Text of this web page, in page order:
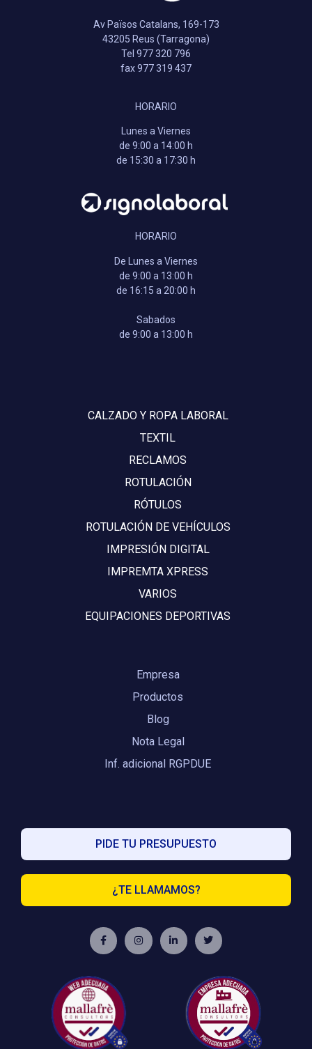
Av Països Catalans, 169-173
43205 Reus (Tarragona)
Tel 977 320 796
fax 977 319 437
HORARIO
Lunes a Viernes
de 9:00 a 14:00 h
de 15:30 a 17:30 h
HORARIO
De Lunes a Viernes
de 9:00 a 13:00 h
de 16:15 a 20:00 h
Sabados
de 9:00 a 13:00 h
CALZADO Y ROPA LABORAL
TEXTIL
RECLAMOS
ROTULACIÓN
RÓTULOS
ROTULACIÓN DE VEHÍCULOS
IMPRESIÓN DIGITAL
IMPREMTA XPRESS
VARIOS
EQUIPACIONES DEPORTIVAS
Empresa
Productos
Blog
Nota Legal
Inf. adicional RGPDUE
PIDE TU PRESUPUESTO
¿TE LLAMAMOS?